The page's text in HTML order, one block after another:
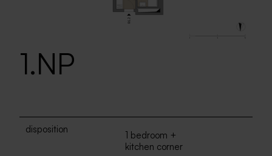
1.NP
disposition
1 bedroom +
kitchen corner